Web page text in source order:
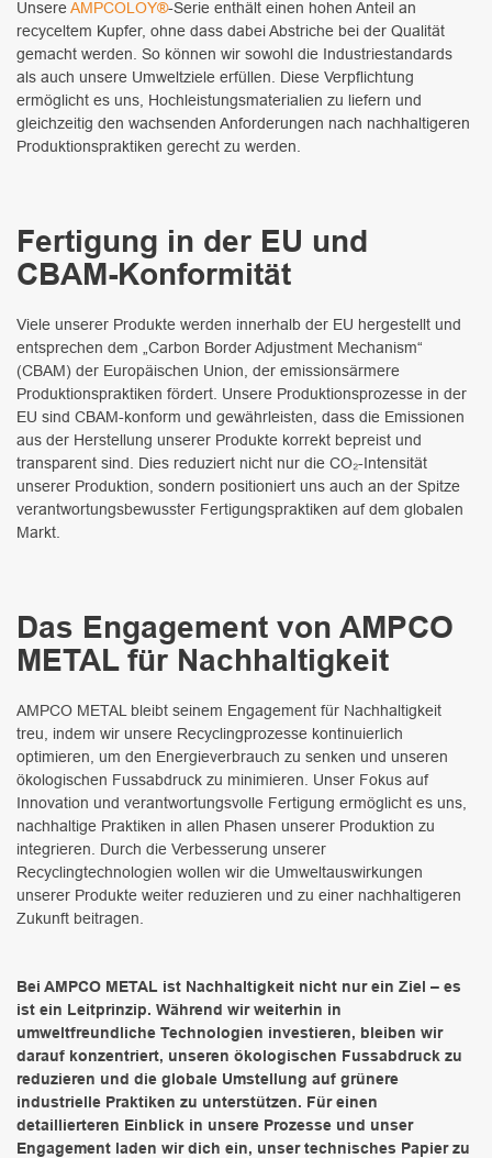
UnsereAMPCOLOY®-Serie enthält einen hohen Anteil an
recyceltem Kupfer, ohne dass dabei Abstriche bei der Qualität
gemacht werden. So können wir sowohl die Industriestandards
als auch unsere Umweltziele erfüllen. Diese Verpflichtung
ermöglicht es uns, Hochleistungsmaterialien zu liefern und
gleichzeitig den wachsenden Anforderungen nach nachhaltigeren
Produktionspraktiken gerecht zu werden.
Fertigung in der EU und
CBAM-Konformität
Viele unserer Produkte werden innerhalb der EU hergestellt und
entsprechen dem „Carbon Border Adjustment Mechanism“
(CBAM) der Europäischen Union, der emissionsärmere
Produktionspraktiken fördert. Unsere Produktionsprozesse in der
EU sind CBAM-konform und gewährleisten, dass die Emissionen
aus der Herstellung unserer Produkte korrekt bepreist und
transparent sind. Dies reduziert nicht nur die CO₂-Intensität
unserer Produktion, sondern positioniert uns auch an der Spitze
verantwortungsbewusster Fertigungspraktiken auf dem globalen
Markt.
Das Engagement von AMPCO
METAL für Nachhaltigkeit
AMPCO METAL bleibt seinem Engagement für Nachhaltigkeit
treu, indem wir unsere Recyclingprozesse kontinuierlich
optimieren, um den Energieverbrauch zu senken und unseren
ökologischen Fussabdruck zu minimieren. Unser Fokus auf
Innovation und verantwortungsvolle Fertigung ermöglicht es uns,
nachhaltige Praktiken in allen Phasen unserer Produktion zu
integrieren. Durch die Verbesserung unserer
Recyclingtechnologien wollen wir die Umweltauswirkungen
unserer Produkte weiter reduzieren und zu einer nachhaltigeren
Zukunft beitragen.
Bei AMPCO METAL ist Nachhaltigkeit nicht nur ein Ziel – es
ist ein Leitprinzip. Während wir weiterhin in
umweltfreundliche Technologien investieren, bleiben wir
darauf konzentriert, unseren ökologischen Fussabdruck zu
reduzieren und die globale Umstellung auf grünere
industrielle Praktiken zu unterstützen. Für einen
detaillierteren Einblick in unsere Prozesse und unser
Engagement laden wir dich ein, unser technisches Papier zu